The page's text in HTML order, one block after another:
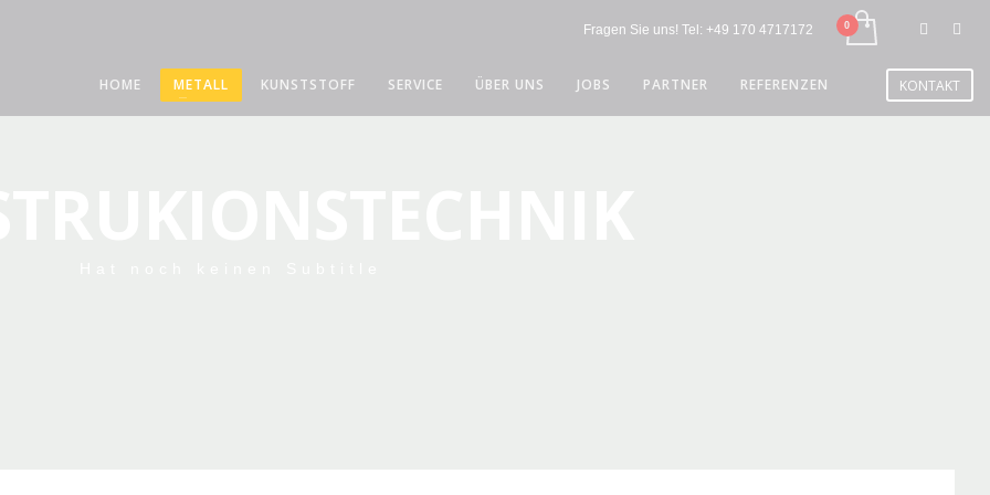
Fragen Sie uns! Tel: +49 170 4717172
HOME METALL KUNSTSTOFF SERVICE ÜBER UNS JOBS PARTNER REFERENZEN KONTAKT